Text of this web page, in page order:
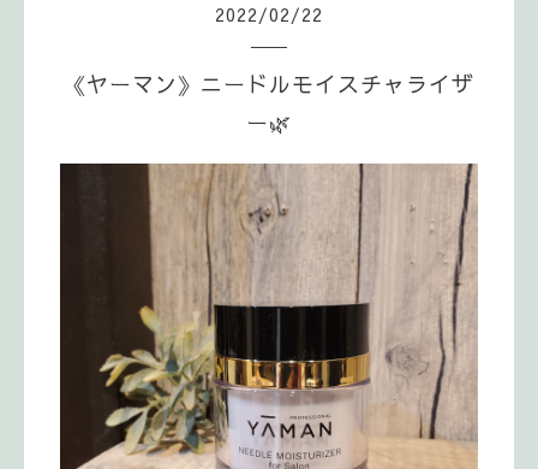
2022/02/22
《ヤーマン》ニードルモイスチャライザ
ー🌿